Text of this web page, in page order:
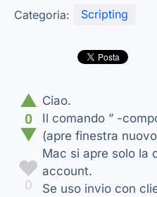
Categoria: Scripting
▲
0
▼
♥
0
Ciao.
Il comando ” -
(apre finestra
Mac si apre solo la
account.
Se uso invio con